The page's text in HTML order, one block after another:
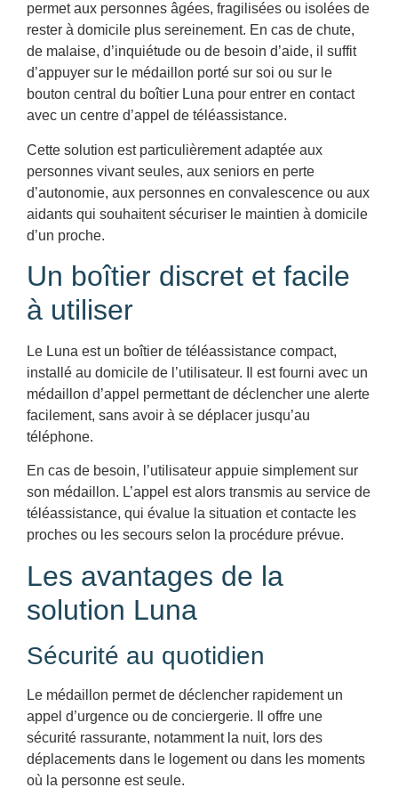
permet aux personnes âgées, fragilisées ou isolées de
rester à domicile plus sereinement. En cas de chute,
de malaise, d’inquiétude ou de besoin d’aide, il suffit
d’appuyer sur le médaillon porté sur soi ou sur le
bouton central du boîtier Luna pour entrer en contact
avec un centre d’appel de téléassistance.
Cette solution est particulièrement adaptée aux
personnes vivant seules, aux seniors en perte
d’autonomie, aux personnes en convalescence ou aux
aidants qui souhaitent sécuriser le maintien à domicile
d’un proche.
Un boîtier discret et facile
à utiliser
Le Luna est un boîtier de téléassistance compact,
installé au domicile de l’utilisateur. Il est fourni avec un
médaillon d’appel permettant de déclencher une alerte
facilement, sans avoir à se déplacer jusqu’au
téléphone.
En cas de besoin, l’utilisateur appuie simplement sur
son médaillon. L’appel est alors transmis au service de
téléassistance, qui évalue la situation et contacte les
proches ou les secours selon la procédure prévue.
Les avantages de la
solution Luna
Sécurité au quotidien
Le médaillon permet de déclencher rapidement un
appel d’urgence ou de conciergerie. Il offre une
sécurité rassurante, notamment la nuit, lors des
déplacements dans le logement ou dans les moments
où la personne est seule.